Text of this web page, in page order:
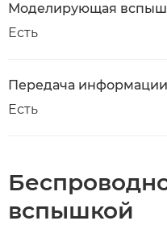
Моделирующая
Есть
Передача
Есть
вспышкой